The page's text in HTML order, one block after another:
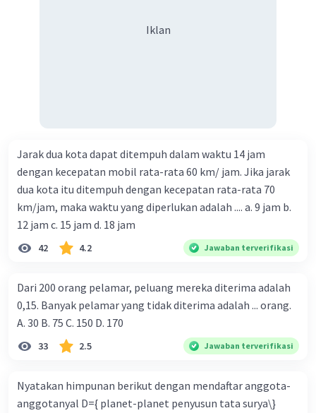
Iklan
Jarak dua kota dapat ditempuh dalam waktu 14 jam
dengan kecepatan mobil rata-rata 60 km/ jam. Jika jarak
dua kota itu ditempuh dengan kecepatan rata-rata 70
km/jam, maka waktu yang diperlukan adalah .... a. 9 jam b.
12 jam c. 15 jam d. 18 jam
42 4.2 Jawaban terverifikasi
Dari 200 orang pelamar, peluang mereka diterima adalah
0,15. Banyak pelamar yang tidak diterima adalah ... orang.
A. 30 B. 75 C. 150 D. 170
33 2.5 Jawaban terverifikasi
Nyatakan himpunan berikut dengan mendaftar anggota-
anggotanyal D={ planet-planet penyusun tata surya\}